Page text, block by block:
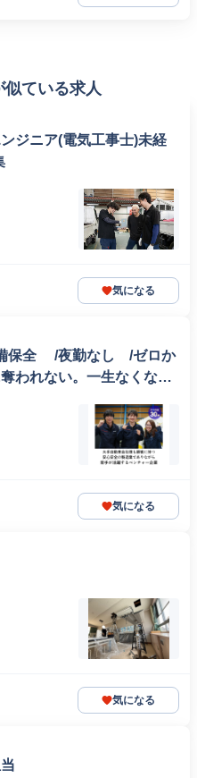
ている求人
ジニア(電気工事士)未経
気になる
備保全 /夜勤なし /ゼロか
われない。一生なくなら
れない。 /日本語レベル
気になる
気になる